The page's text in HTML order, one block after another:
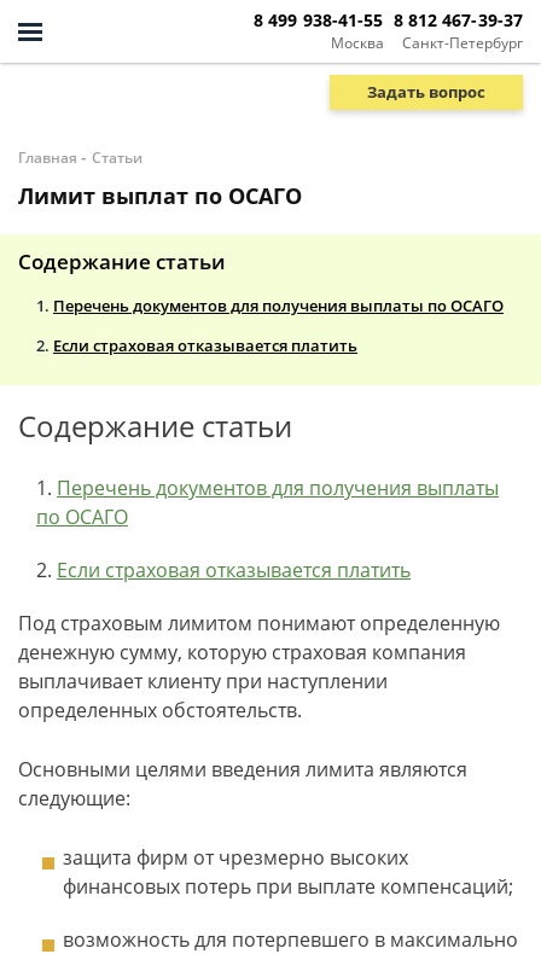
Москва
8 499 938-41-55
Санкт-Петербург
8 812 467-39-37
Задать вопрос
Главная - Статьи
Лимит выплат по ОСАГО
Содержание статьи
Перечень документов для получения выплаты по ОСАГО
Если страховая отказывается платить
Содержание статьи
Перечень документов для получения выплаты
по ОСАГО
Если страховая отказывается платить
Под страховым лимитом понимают определенную
денежную сумму, которую страховая компания
выплачивает клиенту при наступлении
определенных обстоятельств.
Основными целями введения лимита являются
следующие:
защита фирм от чрезмерно высоких
финансовых потерь при выплате компенсаций;
возможность для потерпевшего в максимально